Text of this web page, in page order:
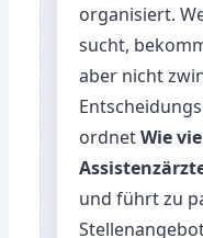
organisiert.
sucht,
aber nicht
ordnetWie
und führt zu